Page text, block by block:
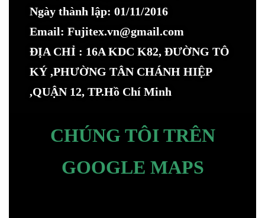
Ngày thành lập: 01/11/2016
Email: Fujitex.vn@gmail.com
ĐỊA CHỈ : 16A KDC K82, ĐƯỜNG TÔ
KÝ ,PHƯỜNG TÂN CHÁNH HIỆP
,QUẬN 12, TP.Hồ Chí Minh
CHÚNG TÔI TRÊN
GOOGLE MAPS